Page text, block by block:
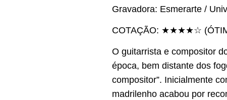
Gravadora: Esmerarte /
COTAÇÃO: ★★★★☆
O guitarrista e compositor
época, bem distante dos
compositor”. Inicialmente
madrilenho acabou por